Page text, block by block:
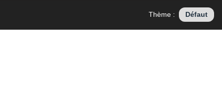
Thème : Défaut